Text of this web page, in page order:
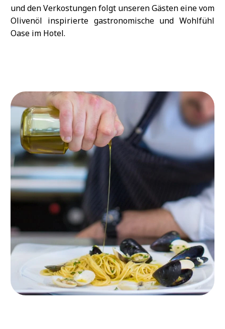
und den Verkostungen folgt unseren Gästen eine vom
Olivenöl inspirierte gastronomische und Wohlfühl
Oase im Hotel.